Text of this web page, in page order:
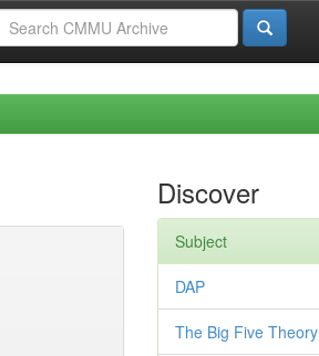
Discover
Subject
DAP
The Big Five Theory